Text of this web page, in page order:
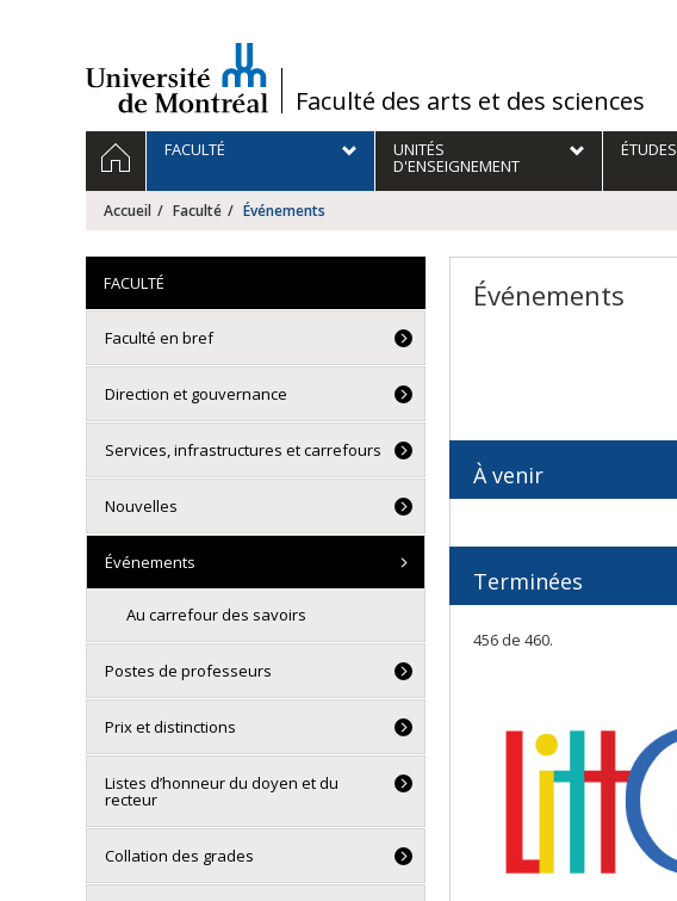
/Faculté des arts et des sciences
Navigation
principale
ACCUEILFACULTÉ UNITÉS
D'ENSEIGNEMENT
ÉTUDES
Accueil Faculté Événements
Événements
À venir
Terminées
456 de 460.
FACULTÉ
Faculté en bref
Direction et gouvernance
Services, infrastructures et carrefours
Nouvelles
Événements
Au carrefour des savoirs
Postes de professeurs
Prix et distinctions
Listes d’honneur du doyen et du
recteur
Collation des grades